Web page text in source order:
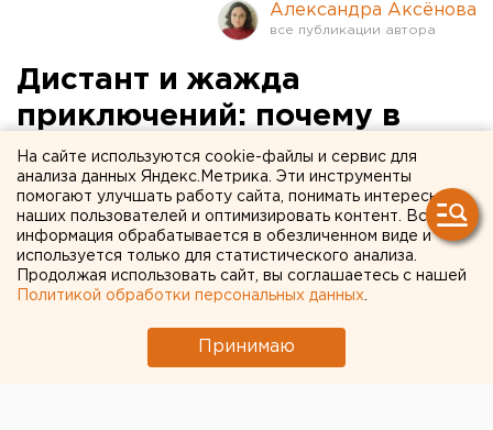
Александра Аксёнова
Дистант и жажда
приключений: почему в
фонде «Город без
наркотиков» снова
появились очереди
На сайте используются cookie-файлы и сервис для
анализа данных Яндекс.Метрика. Эти инструменты
помогают улучшать работу сайта, понимать интересы
наших пользователей и оптимизировать контент. Вся
информация обрабатывается в обезличенном виде и
используется только для статистического анализа.
Продолжая использовать сайт, вы соглашаетесь с нашей
Политикой обработки персональных данных
Принимаю